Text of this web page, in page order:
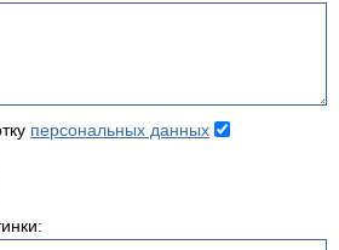
персональных данных